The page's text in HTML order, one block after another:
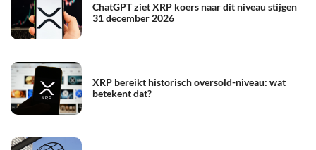
ChatGPT ziet XRP koers naar dit niveau stijgen
31 december 2026
XRP bereikt historisch oversold-niveau: wat
betekent dat?